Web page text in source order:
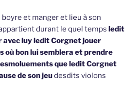
et manger et lieu à son
durant le quel temps ledit
avec luy ledit Corgnet jouer
où bon lui semblera et prendre
que ledit Corgnet
de son jeudesdits violons